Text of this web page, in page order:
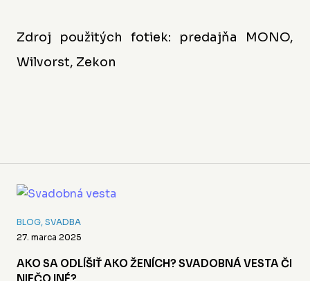
Zdroj použitých fotiek: predajňa MONO,
Wilvorst, Zekon
BLOG, SVADBA
27. marca 2025
AKO SA ODLÍŠIŤ AKO ŽENÍCH? SVADOBNÁ VESTA ČI